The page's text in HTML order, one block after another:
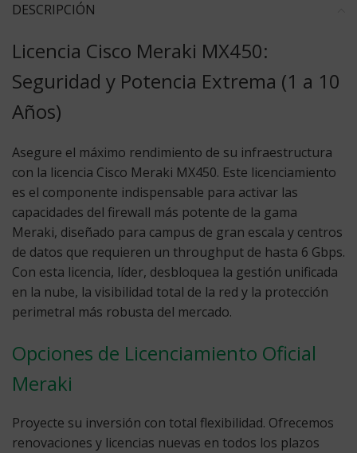
DESCRIPCIÓN
Licencia Cisco Meraki MX450:
Seguridad y Potencia Extrema (1 a 10
Años)
Asegure el máximo rendimiento de su infraestructura
con la licencia Cisco Meraki MX450. Este licenciamiento
es el componente indispensable para activar las
capacidades del firewall más potente de la gama
Meraki, diseñado para campus de gran escala y centros
de datos que requieren un throughput de hasta 6 Gbps.
Con esta licencia, líder, desbloquea la gestión unificada
en la nube, la visibilidad total de la red y la protección
perimetral más robusta del mercado.
Opciones de Licenciamiento Oficial
Meraki
Proyecte su inversión con total flexibilidad. Ofrecemos
renovaciones y licencias nuevas en todos los plazos